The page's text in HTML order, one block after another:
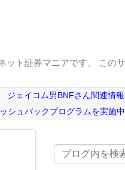
ット証券マニアです。 この
ジェイコム男BNFさん関連情報
シュバックプログラムを実施中